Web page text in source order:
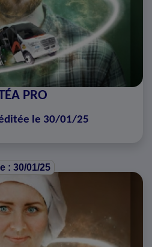
PRO
le 30/01/25
: 30/01/25